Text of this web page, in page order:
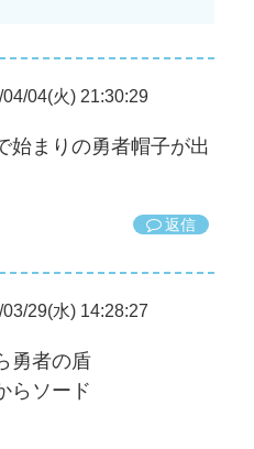
04(火) 21:30:29
始まりの勇者帽子が出
返信
29(水) 14:28:27
勇者の盾
らソード